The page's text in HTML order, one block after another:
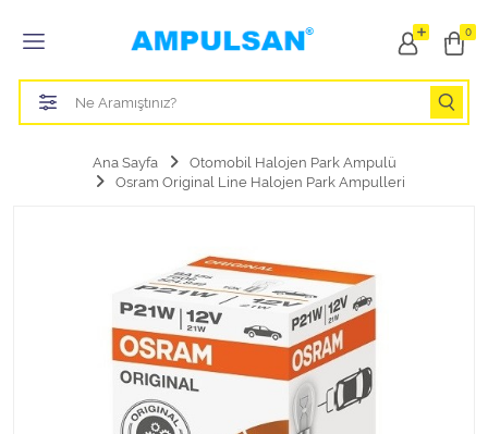
0
Tüm Kategoriler
Led Aydınlatma Ampulü
Otomobil Halojen Far Ampulü
Otomobil Led Far Ampulü
Otomobil Halojen Park Ampulü
Otomobil Led Park Ampulü
Ana Sayfa
Otomobil Halojen Park Ampulü
Osram Original Line Halojen Park Ampulleri